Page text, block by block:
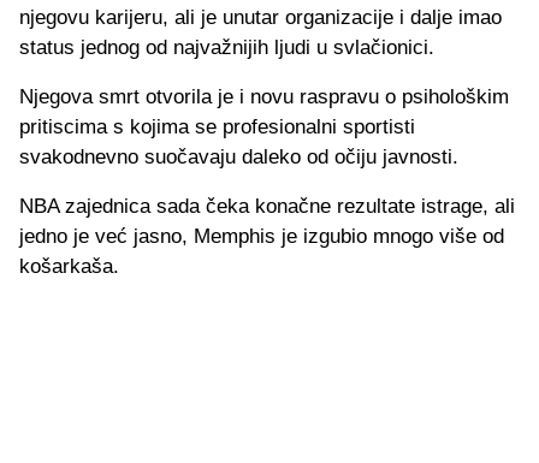
njegovu karijeru, ali je unutar organizacije i dalje imao
status jednog od najvažnijih ljudi u svlačionici.
Njegova smrt otvorila je i novu raspravu o psihološkim
pritiscima s kojima se profesionalni sportisti
svakodnevno suočavaju daleko od očiju javnosti.
NBA zajednica sada čeka konačne rezultate istrage, ali
jedno je već jasno, Memphis je izgubio mnogo više od
košarkaša.